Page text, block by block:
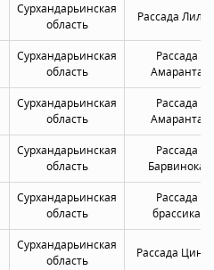
Сурхандарьинская
область
Рассада
Сурхандарьинская
область
Рассада
Амаранта
Сурхандарьинская
область
Рассада
Амаранта
Сурхандарьинская
область
Рассада
Барвинока
Сурхандарьинская
область
Рассада
брассика
Сурхандарьинская
область
Рассада